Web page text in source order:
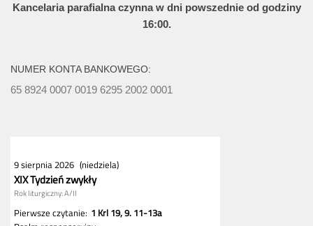
Kancelaria parafialna czynna w dni powszednie od godziny
16:00.
NUMER KONTA BANKOWEGO:
65 8924 0007 0019 6295 2002 0001